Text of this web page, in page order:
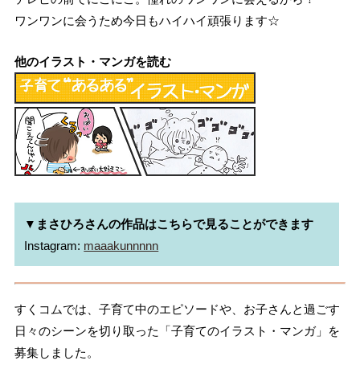
ワンワンに会うため今日もハイハイ頑張ります☆
他のイラスト・マンガを読む
▼まさひろさんの作品はこちらで見ることができます
Instagram: maaakunnnnn
すくコムでは、子育て中のエピソードや、お子さんと過ごす
日々のシーンを切り取った「子育てのイラスト・マンガ」を
募集しました。